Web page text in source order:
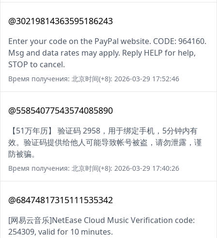
@30219814363595186243
Enter your code on the PayPal website. CODE: 964160.
Msg and data rates may apply. Reply HELP for help,
STOP to cancel.
Время получения: 北京时间(+8): 2026-03-29 17:52:46
@55854077543574085890
【51万年历】 验证码 2958，用于绑定手机，5分钟内有
效。验证码提供给他人可能导致帐号被盗，请勿泄露，谨
防被骗。
Время получения: 北京时间(+8): 2026-03-29 17:40:26
@68474817315111535342
[网易云音乐]NetEase Cloud Music Verification code:
254309, valid for 10 minutes.